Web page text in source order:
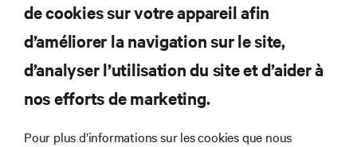
Ne manquez jamais une
offre
de cookies sur votre appareil afin
d’améliorer la navigation sur le site,
d’analyser l’utilisation du site et d’aider à
nos efforts de marketing.
Pour plus d’informations sur les cookies que nous